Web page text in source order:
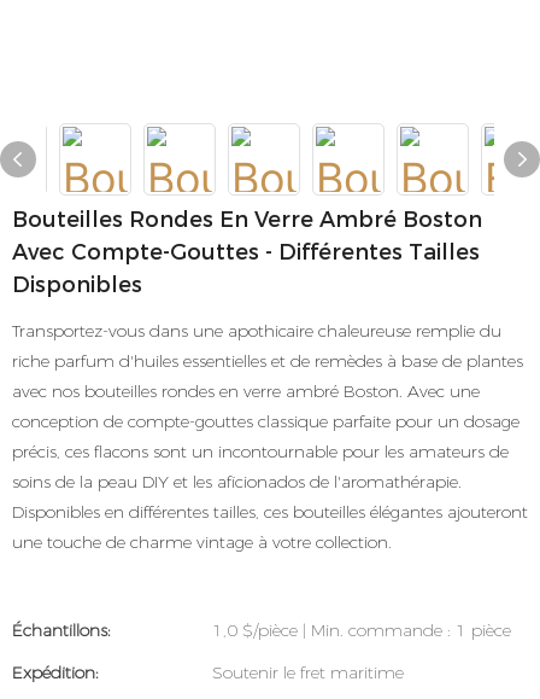
Bouteilles Rondes En Verre Ambré Boston
Avec Compte-Gouttes - Différentes Tailles
Disponibles
Transportez-vous dans une apothicaire chaleureuse remplie du
riche parfum d'huiles essentielles et de remèdes à base de plantes
avec nos bouteilles rondes en verre ambré Boston. Avec une
conception de compte-gouttes classique parfaite pour un dosage
précis, ces flacons sont un incontournable pour les amateurs de
soins de la peau DIY et les aficionados de l'aromathérapie.
Disponibles en différentes tailles, ces bouteilles élégantes ajouteront
une touche de charme vintage à votre collection.
Échantillons:
1,0 $/pièce | Min. commande : 1 pièce
Expédition:
Soutenir le fret maritime